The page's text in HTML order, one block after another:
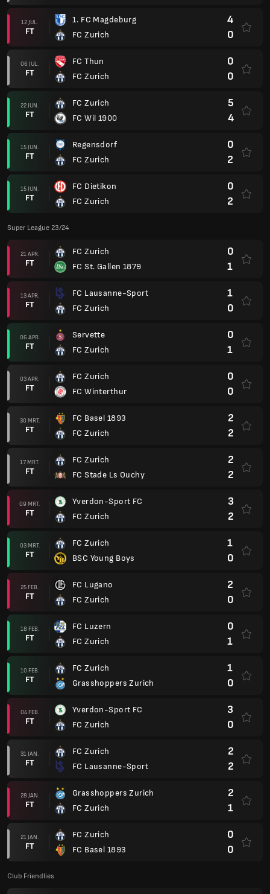
12 JUL.
FT
1. FC Magdeburg
FC Zurich
4
0
06 JUL.
FT
FC Thun
FC Zurich
0
0
22 JUN.
FT
FC Zurich
FC Wil 1900
5
4
15 JUN.
FT
Regensdorf
FC Zurich
0
2
15 JUN.
FT
FC Dietikon
FC Zurich
0
2
Super League 23/24
21 APR.
FT
FC Zurich
FC St. Gallen 1879
0
1
13 APR.
FT
FC Lausanne-Sport
FC Zurich
1
0
06 APR.
FT
Servette
FC Zurich
0
1
03 APR.
FT
FC Zurich
FC Winterthur
0
0
30 MRT.
FT
FC Basel 1893
FC Zurich
2
2
17 MRT.
FT
FC Zurich
FC Stade Ls Ouchy
2
2
09 MRT.
FT
Yverdon-Sport FC
FC Zurich
3
2
03 MRT.
FT
FC Zurich
BSC Young Boys
1
0
25 FEB.
FT
FC Lugano
FC Zurich
2
0
18 FEB.
FT
FC Luzern
FC Zurich
0
1
10 FEB.
FT
FC Zurich
Grasshoppers Zurich
1
0
04 FEB.
FT
Yverdon-Sport FC
FC Zurich
3
0
31 JAN.
FT
FC Zurich
FC Lausanne-Sport
2
2
28 JAN.
FT
Grasshoppers Zurich
FC Zurich
2
1
21 JAN.
FT
FC Zurich
FC Basel 1893
0
0
Club Friendlies